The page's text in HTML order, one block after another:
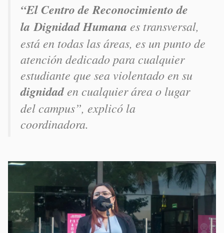
“El Centro de Reconocimiento de
la Dignidad Humana es transversal,
está en todas las áreas, es un punto de
atención dedicado para cualquier
estudiante que sea violentado en su
dignidaden cualquier área o lugar
del campus”, explicó la
coordinadora.